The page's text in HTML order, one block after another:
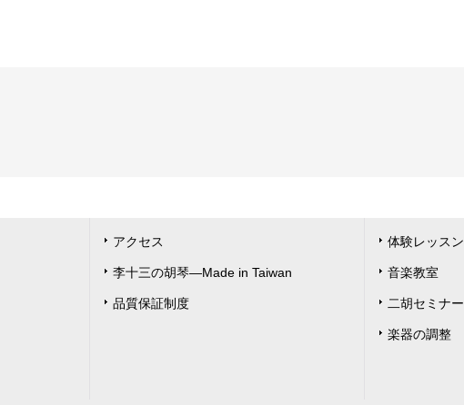
アクセス
李十三の胡琴―Made in Taiwan
品質保証制度
体験レッスン
音楽教室
二胡セミナー
楽器の調整